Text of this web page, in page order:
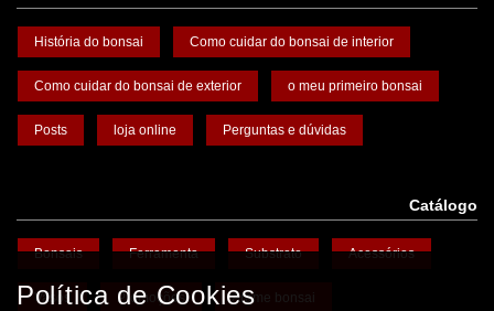
História do bonsai Como cuidar do bonsai de interior
Como cuidar do bonsai de exterior o meu primeiro bonsai
Posts loja online Perguntas e dúvidas
Catálogo
Bonsais Ferramenta Substrato Acessórios
Vasos Promoções Arame bonsai
Política de Cookies